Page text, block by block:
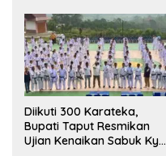
Diikuti 300 Karateka,
Bupati Taput Resmikan
Ujian Kenaikan Sabuk Kyu